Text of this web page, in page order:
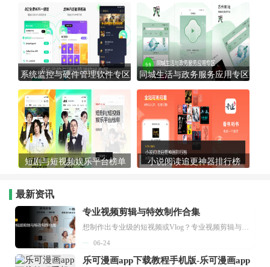
系统监控与硬件管理软件专区 同城生活与政务服务应用专区
短剧与短视频娱乐平台榜单 小说阅读追更神器排行榜
最新资讯
专业视频剪辑与特效制作合集
想制作出专业级的短视频或Vlog？专业视频剪辑与特效制作大全专题为你提供了从剪辑、抠像到特效包装的全套解决方案。无论是添加炫酷的片头、进行精准的视频抠图，还是制...
06-24
乐可漫画app下载教程手机版-乐可漫画app